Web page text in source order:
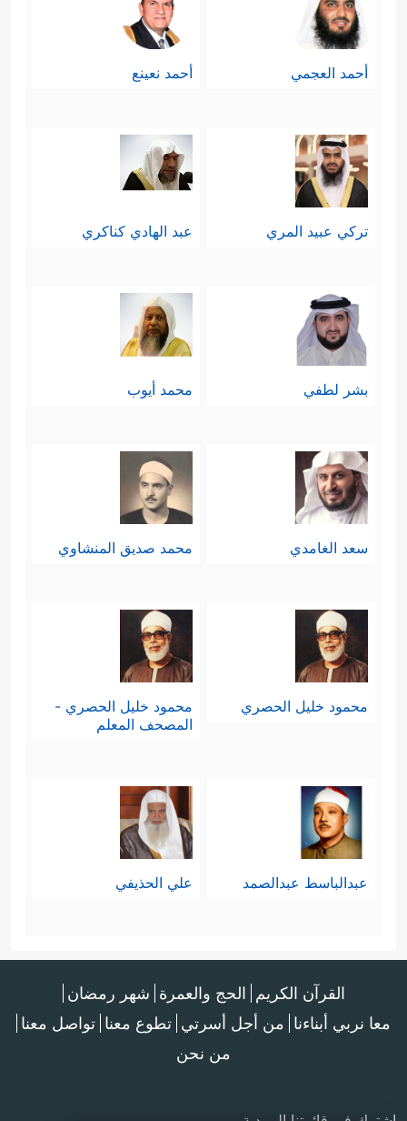
أحمد العجمي أحمد نعينع
تركي عبيد المري عبد الهادي كناكري
بشر لطفي محمد أيوب
سعد الغامدي محمد صديق المنشاوي
محمود خليل الحصري
محمود خليل الحصري -
المصحف المعلم
عبدالباسط عبدالصمد علي الحذيفي
القرآن الكريم الحج والعمرة شهر رمضان
معا نربي أبناءنا من أجل أسرتي تطوع معنا تواصل معنا
من نحن